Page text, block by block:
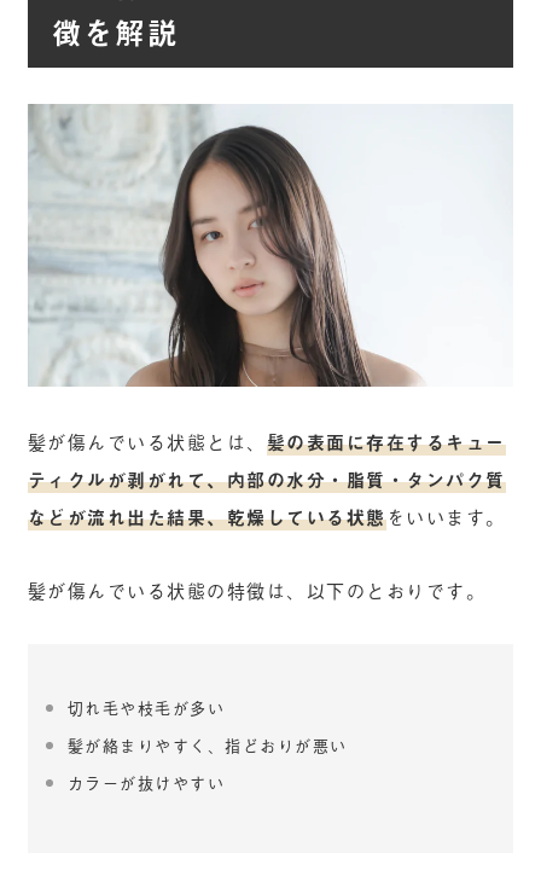
徴を解説
髪が傷んでいる状態とは、 髪の表面に存在するキュー
ティクルが剥がれて、内部の水分・脂質・タンパク質
などが流れ出た結果、乾燥している状態をいいます。
髪が傷んでいる状態の特徴は、以下のとおりです。
切れ毛や枝毛が多い
髪が絡まりやすく、指どおりが悪い
カラーが抜けやすい